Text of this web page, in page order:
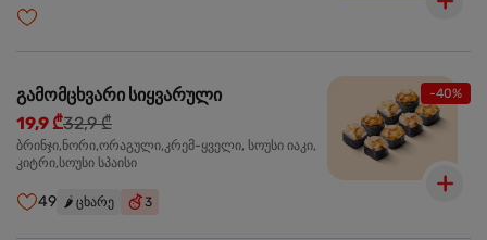
-40%
გამომცხვარი სიყვარული
19,9 ₾32,9 ₾
ბრინჯი,ნორი,ორაგული,კრემ-ყველი, სოუსი იაკი,
კიტრი,სოუსი სპაისი
49 🌶️ ცხარე 3